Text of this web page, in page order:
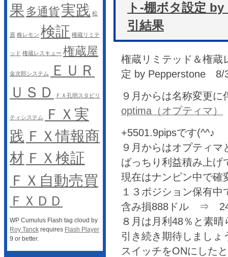
ト-棚ボタ設定
引結果
権蔵リミテッド＆権蔵
定 by Pepperstone 8/
９月からは名称変更
optima（オプティマ）
+5501.9pipsです(^^♪
９月からはオプティ
ばっちり利益積み上げ
現在はナンピン中で確
１３ポジション保有中
含み損888ドル ⇒
８月は月利48％と素
引き続き期待しましょ
スイッチをONにした
果 多通貨実践 松
原 株レモン 検証 権蔵リミテ
ッド 権蔵レスキュー 権蔵屋
金次郎システム
ＥＵＲ
ＵＳＤ
ＦＸ孔明スタビリ
ティシステム
ＦＸ実
践 ＦＸ情報商
材 ＦＸ検証
ＦＸ自動売買
ＦＸＤＤ
WP Cumulus Flash tag cloud by
Roy Tanck requires Flash Player
9 or better.